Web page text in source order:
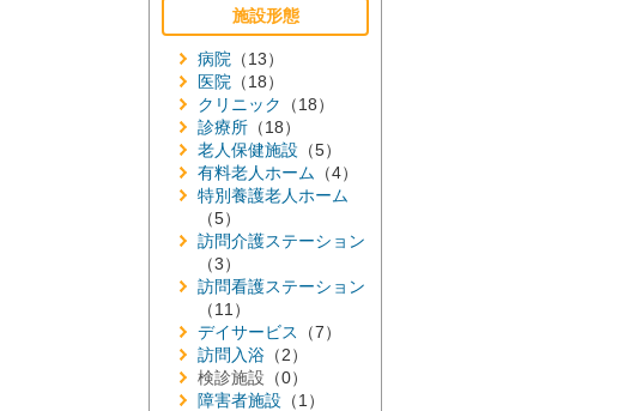
施設形態
病院 （13）
医院 （18）
クリニック
（18）
診療所 （18）
老人保健施設 （5）
有料老人ホーム （4）
特別養護老人ホーム
（5）
訪問介護ステーション
（3）
訪問看護ステーション
（11）
デイサービス
（7）
訪問入浴 （2）
検診施設 （0）
障害者施設 （1）